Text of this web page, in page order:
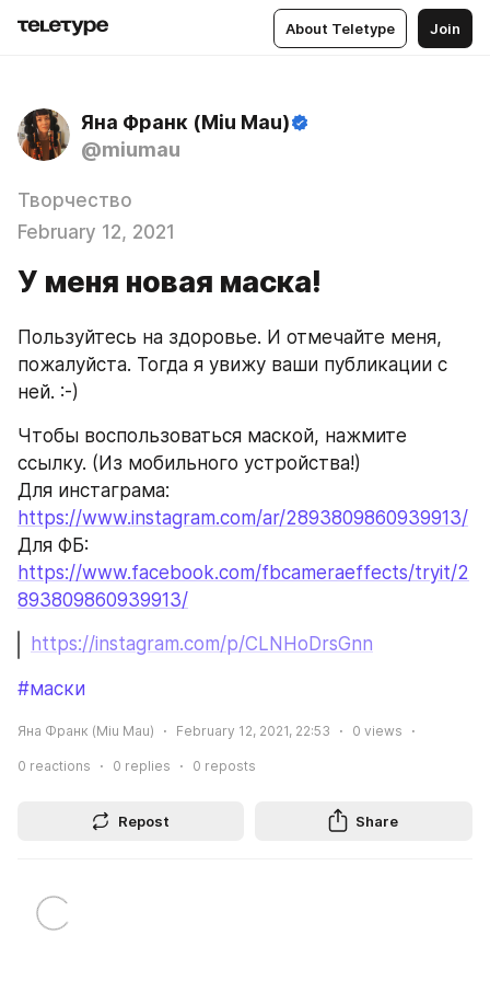
About Teletype Join
Яна Франк (Miu Mau)
@miumau
Творчество
February 12, 2021
У меня новая маска!
Пользуйтесь на здоровье. И отмечайте меня,
пожалуйста. Тогда я увижу ваши публикации с
ней. :-)
Чтобы воспользоваться маской, нажмите
ссылку. (Из мобильного устройства!)
https://www.instagram.com/ar/2893809860939913/
https://www.facebook.com/fbcameraeffects/tryit/2
893809860939913/
https://instagram.com/p/CLNHoDrsGnn
#маски
Яна Франк (Miu Mau) February 12, 2021, 22:53 0 views
0 reactions 0 replies 0 reposts
Repost Share